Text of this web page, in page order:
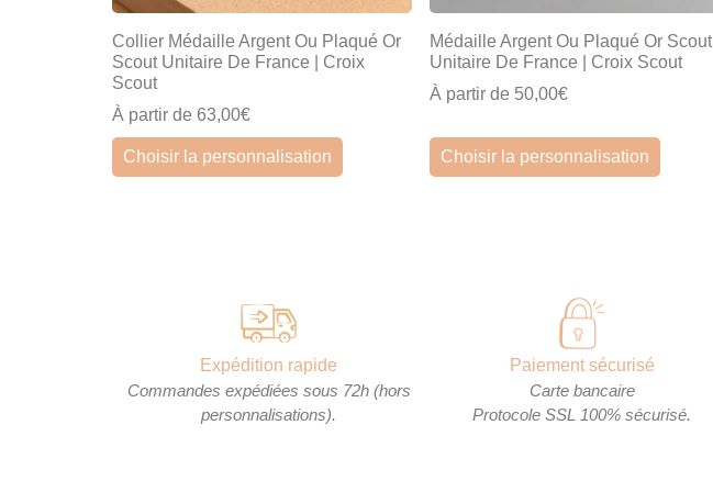
Collier Médaille Argent Ou Plaqué Or
Scout Unitaire De France | Croix
Scout
À partir de 63,00€
Choisir la personnalisation
Médaille Argent Ou Plaqué Or Scout
Unitaire De France | Croix Scout
À partir de 50,00€
Choisir la personnalisation
Expédition rapide
Commandes expédiées sous 72h (hors
personnalisations).
Paiement sécurisé
Carte bancaire
Protocole SSL 100% sécurisé.